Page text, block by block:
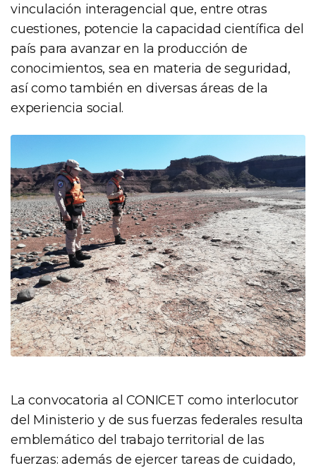
vinculación interagencial que, entre otras
cuestiones, potencie la capacidad científica del
país para avanzar en la producción de
conocimientos, sea en materia de seguridad,
así como también en diversas áreas de la
experiencia social.
La convocatoria al CONICET como interlocutor
del Ministerio y de sus fuerzas federales resulta
emblemático del trabajo territorial de las
fuerzas: además de ejercer tareas de cuidado,